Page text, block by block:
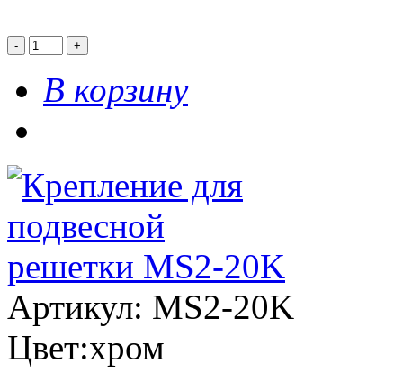
В корзину
Артикул: MS2-20K
Цвет:хром